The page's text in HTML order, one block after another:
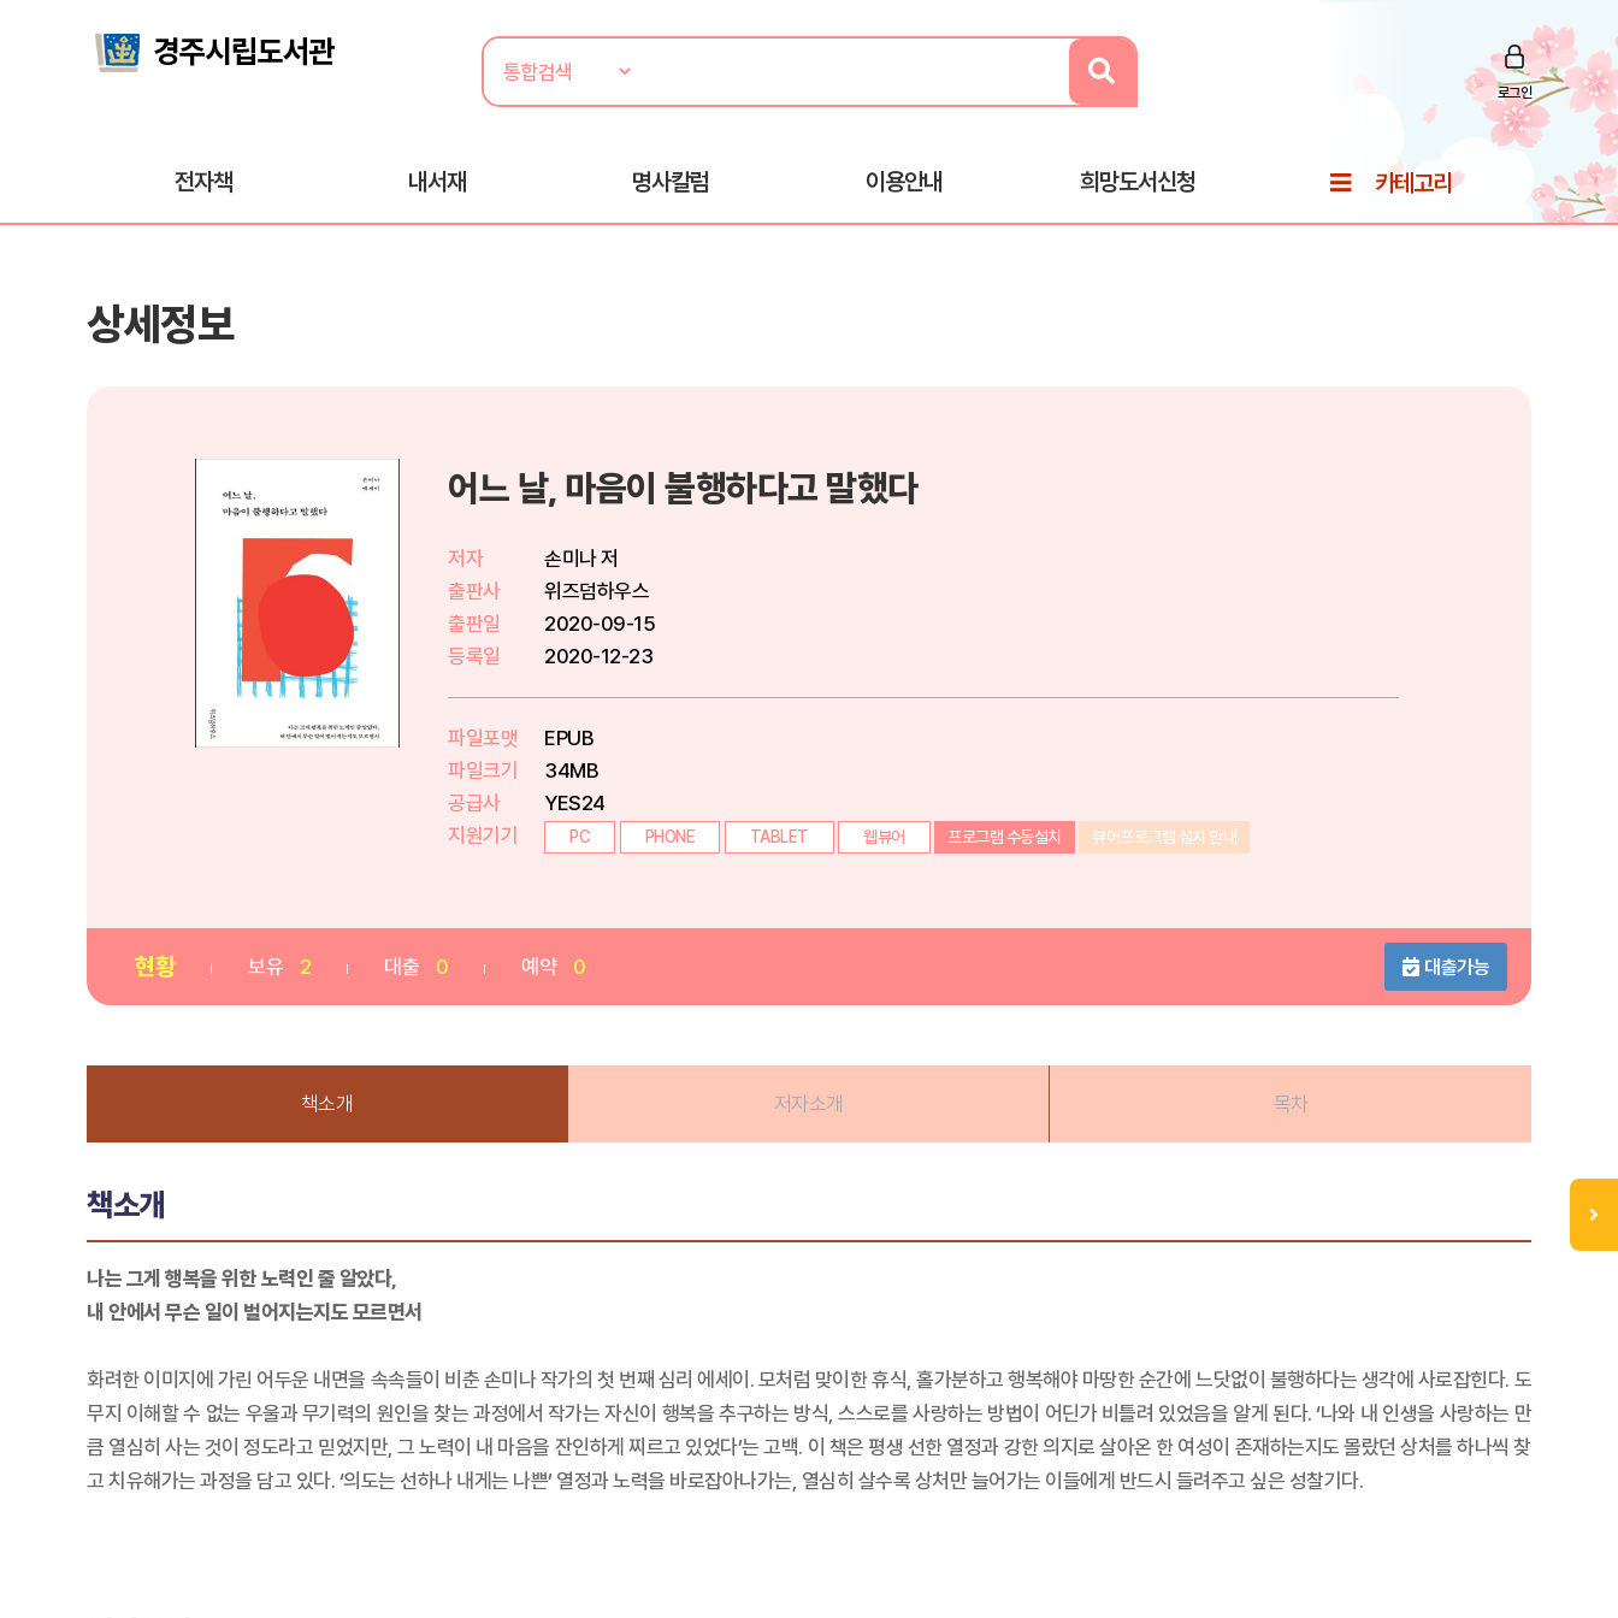
로그인
전자책 내서재 명사칼럼 이용안내 희망도서신청 카테고리
상세정보
어느 날, 마음이 불행하다고 말했다
저자
손미나 저
출판사
위즈덤하우스
출판일
2020-09-15
등록일
2020-12-23
파일포맷
EPUB
파일크기
34MB
공급사
YES24
지원기기
PC PHONE TABLET 웹뷰어 프로그램 수동설치 뷰어프로그램 설치 안내
현황 보유 2 대출 0 예약 0 대출가능
책소개 저자소개 목차
책소개
나는 그게 행복을 위한 노력인 줄 알았다,
내 안에서 무슨 일이 벌어지는지도 모르면서
화려한 이미지에 가린 어두운 내면을 속속들이 비춘 손미나 작가의 첫 번째 심리 에세이. 모처럼 맞이한 휴식, 홀가분하고 행복해야 마땅한 순간에 느닷없이 불행하다는 생각에 사로잡힌다. 도
무지 이해할 수 없는 우울과 무기력의 원인을 찾는 과정에서 작가는 자신이 행복을 추구하는 방식, 스스로를 사랑하는 방법이 어딘가 비틀려 있었음을 알게 된다. ‘나와 내 인생을 사랑하는 만
큼 열심히 사는 것이 정도라고 믿었지만, 그 노력이 내 마음을 잔인하게 찌르고 있었다’는 고백. 이 책은 평생 선한 열정과 강한 의지로 살아온 한 여성이 존재하는지도 몰랐던 상처를 하나씩 찾
고 치유해가는 과정을 담고 있다. ‘의도는 선하나 내게는 나쁜’ 열정과 노력을 바로잡아나가는, 열심히 살수록 상처만 늘어가는 이들에게 반드시 들려주고 싶은 성찰기다.